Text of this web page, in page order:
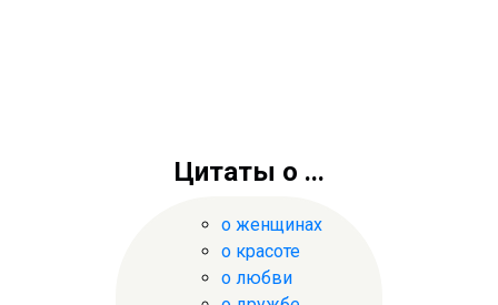
Цитаты о ...
о женщинах
о красоте
о любви